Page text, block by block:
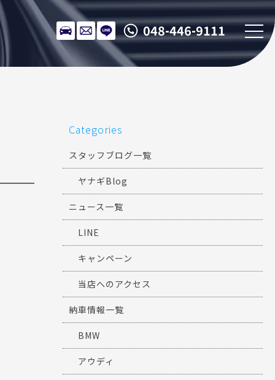
048-446-9111
Categories
スタッフブログ一覧
ヤナギBlog
ニュース一覧
LINE
キャンペーン
当店へのアクセス
納車情報一覧
BMW
アウディ